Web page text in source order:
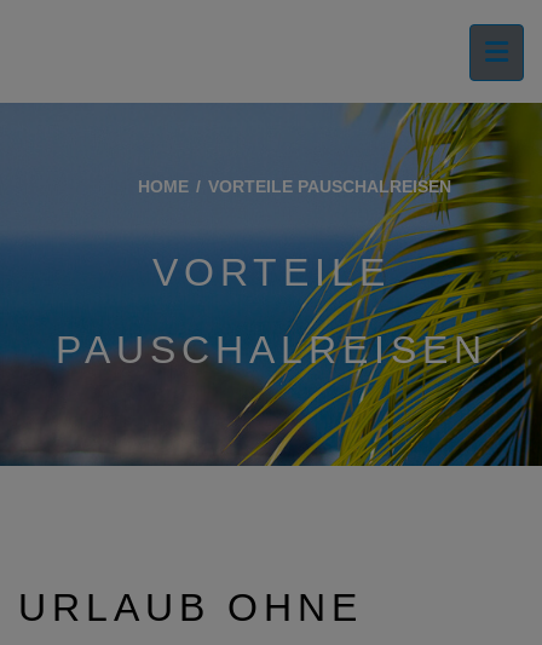
HOME VORTEILE PAUSCHALREISEN
VORTEILE
PAUSCHALREISEN
URLAUB OHNE